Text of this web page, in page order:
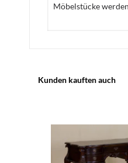
Möbelstücke
Kunden kauften auch